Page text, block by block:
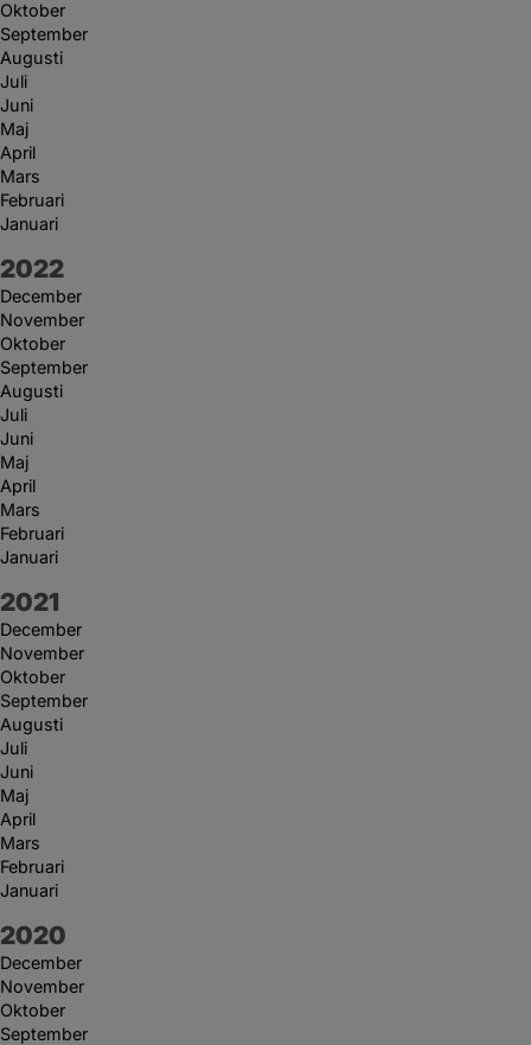
Oktober
September
Augusti
Juli
Juni
Maj
April
Mars
Februari
Januari
År:
2022
December
November
Oktober
September
Augusti
Juli
Juni
Maj
April
Mars
Februari
Januari
År:
2021
December
November
Oktober
September
Augusti
Juli
Juni
Maj
April
Mars
Februari
Januari
År:
2020
December
November
Oktober
September